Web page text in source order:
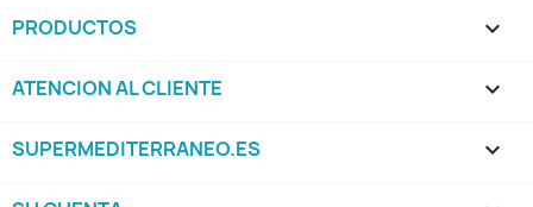
PRODUCTOS 
ATENCION AL CLIENTE 
SUPERMEDITERRANEO.ES 